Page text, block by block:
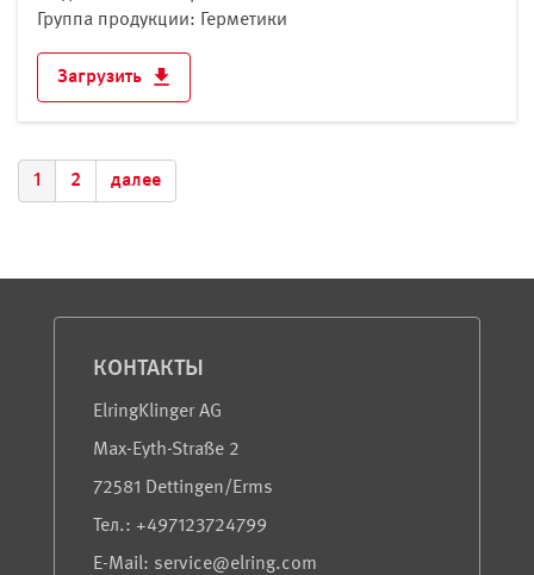
Группа продукции: Герметики
Загрузить
1 2 далее
КОНТАКТЫ
ElringKlinger AG
Max-Eyth-Straße 2
72581 Dettingen/Erms
Teл.: +497123724799
E-Mail: service@elring.com